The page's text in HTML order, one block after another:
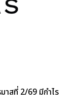
าสที่ 2/69 มีกำไร